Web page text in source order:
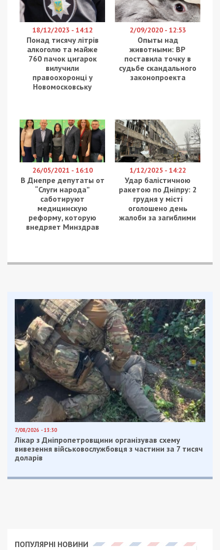
18/12/2023 - 14:12
Понад тисячу літрів
алкоголю та майже
760 пачок цигарок
вилучили
правоохоронці у
Новомосковську
2/09/2020 - 12:53
Опыты над
животными: ВР
поставила точку в
судьбе скандального
законопроекта
26/05/2021 - 16:10
В Днепре депутаты от
“Слуги народа”
саботируют
медицинскую
реформу, которую
внедряет Минздрав
1/12/2025 - 14:22
Удар балістичною
ракетою по Дніпру: 2
грудня у місті
оголошено день
жалоби за загиблими
7/08/2026 - 13:30
Лікар з Дніпропетровщини організував схему
вивезення військовослужбовця з частини за 7 тисяч
доларів
ПОПУЛЯРНІ НОВИНИ